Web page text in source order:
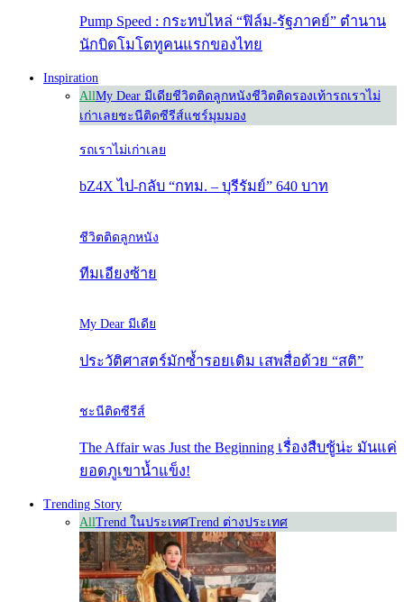
Pump Speed : กระทบไหล่ “ฟิล์ม-รัฐภาคย์” ตำนาน
นักบิดโมโตทูคนแรกของไทย
Inspiration
AllMy Dear มีเดียชีวิตติดลูกหนังชีวิตติดรองเท้ารถเราไม่
เก่าเลยชะนีติดซีรีส์แชร์มุมมอง
รถเราไม่เก่าเลย
bZ4X ไป-กลับ “กทม. – บุรีรัมย์” 640 บาท
ชีวิตติดลูกหนัง
ทีมเอียงซ้าย
My Dear มีเดีย
ประวัติศาสตร์มักซ้ำรอยเดิม เสพสื่อด้วย “สติ”
ชะนีติดซีรีส์
The Affair was Just the Beginning เรื่องสืบชู้น่ะ มันแค่
ยอดภูเขาน้ำแข็ง!
Trending Story
AllTrend ในประเทศTrend ต่างประเทศ